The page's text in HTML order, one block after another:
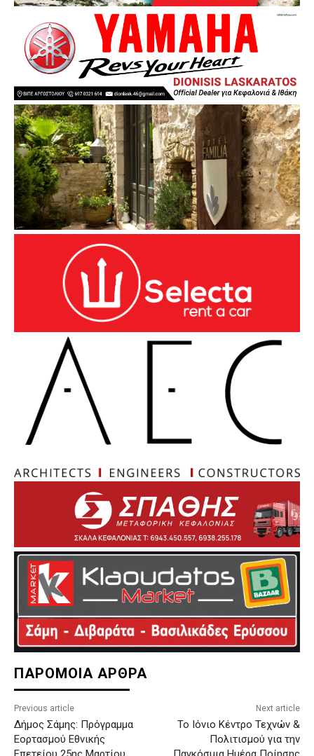
ΠΑΡΟΜΟΙΑ ΑΡΘΡΑ
Previous article
Δήμος Σάμης: Πρόγραμμα
Εορτασμού Εθνικής
Next article
Το Ιόνιο Κέντρο Τεχνών &
Πολιτισμού για την